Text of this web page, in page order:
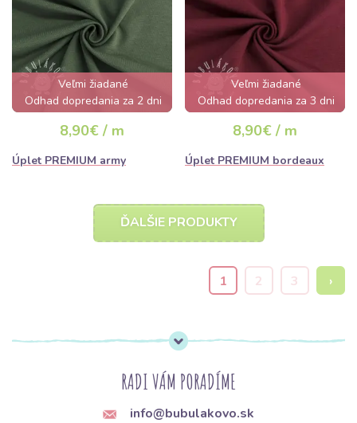
Veľmi žiadané
Odhad dopredania za 2 dni
8,90€ / m
Úplet PREMIUM army
Veľmi žiadané
Odhad dopredania za 3 dni
8,90€ / m
Úplet PREMIUM bordeaux
ĎALŠIE PRODUKTY
1 2 3 ›
RADI VÁM PORADÍME
info@bubulakovo.sk